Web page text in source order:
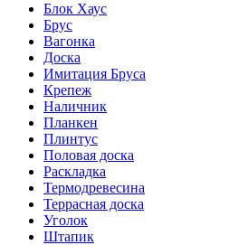
Блок Хаус
Брус
Вагонка
Доска
Имитация Бруса
Крепеж
Наличник
Планкен
Плинтус
Половая доска
Раскладка
Термодревесина
Террасная доска
Уголок
Штапик